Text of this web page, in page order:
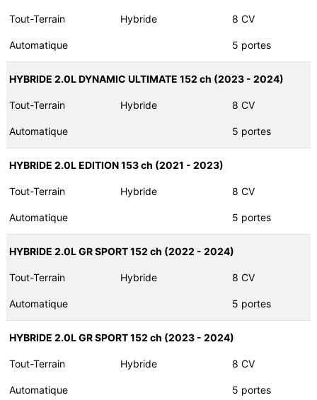
Tout-Terrain Hybride 8 CV
Automatique 5 portes
HYBRIDE 2.0L DYNAMIC ULTIMATE 152 ch (2023 - 2024)
Tout-Terrain Hybride 8 CV
Automatique 5 portes
HYBRIDE 2.0L EDITION 153 ch (2021 - 2023)
Tout-Terrain Hybride 8 CV
Automatique 5 portes
HYBRIDE 2.0L GR SPORT 152 ch (2022 - 2024)
Tout-Terrain Hybride 8 CV
Automatique 5 portes
HYBRIDE 2.0L GR SPORT 152 ch (2023 - 2024)
Tout-Terrain Hybride 8 CV
Automatique 5 portes